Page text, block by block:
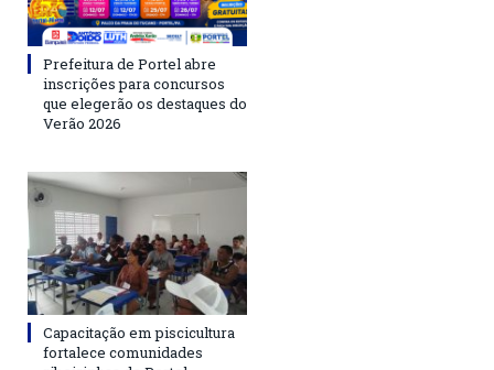
Prefeitura de Portel abre
inscrições para concursos
que elegerão os destaques do
Verão 2026
Capacitação em piscicultura
fortalece comunidades